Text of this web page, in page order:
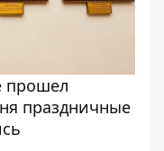
прошел
праздничные